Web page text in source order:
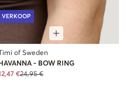
VERKOOP
Timi of Sweden
HAVANNA - BOW RING
€24,95 €